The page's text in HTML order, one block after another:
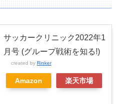
サッカークリニック2022年1
月号 (グループ戦術を知る!)
created by Rinker
Amazon 楽天市場